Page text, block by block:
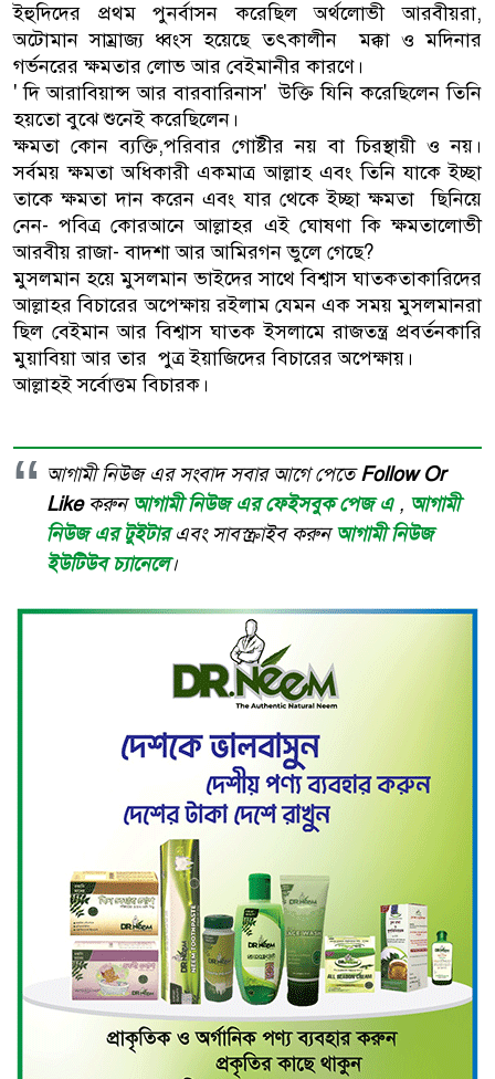
ইহুদিদের প্রথম পুনর্বাসন করেছিল অর্থলোভী আরবীয়রা,
অটোমান সাম্রাজ্য ধ্বংস হয়েছে তৎকালীন মক্কা ও মদিনার
গর্ভনরের ক্ষমতার লোভ আর বেইমানীর কারণে।
' দি আরাবিয়ান্স আর বারবারিনাস' উক্তি যিনি করেছিলেন তিনি
হয়তো বুঝে শুনেই করেছিলেন।
ক্ষমতা কোন ব্যক্তি,পরিবার গোষ্টীর নয় বা চিরস্থায়ী ও নয়।
সর্বময় ক্ষমতা অধিকারী একমাত্র আল্লাহ এবং তিনি যাকে ইচ্ছা
তাকে ক্ষমতা দান করেন এবং যার থেকে ইচ্ছা ক্ষমতা ছিনিয়ে
নেন- পবিত্র কোরআনে আল্লাহর এই ঘোষণা কি ক্ষমতালোভী
আরবীয় রাজা- বাদশা আর আমিরগন ভুলে গেছে?
মুসলমান হয়ে মুসলমান ভাইদের সাথে বিশ্বাস ঘাতকতাকারিদের
আল্লাহর বিচারের অপেক্ষায় রইলাম যেমন এক সময় মুসলমানরা
ছিল বেইমান আর বিশ্বাস ঘাতক ইসলামে রাজতন্ত্র প্রবর্তনকারি
মুয়াবিয়া আর তার পুত্র ইয়াজিদের বিচারের অপেক্ষায়।
আল্লাহই সর্বোত্তম বিচারক।
আগামী নিউজ এর সংবাদ সবার আগে পেতেFollow Or
Likeকরুনআগামী নিউজ এর ফেইসবুক পেজ এ , আগামী
নিউজ এর টুইটারএবং সাবস্ক্রাইব করুনআগামী নিউজ
ইউটিউব চ্যানেলে।